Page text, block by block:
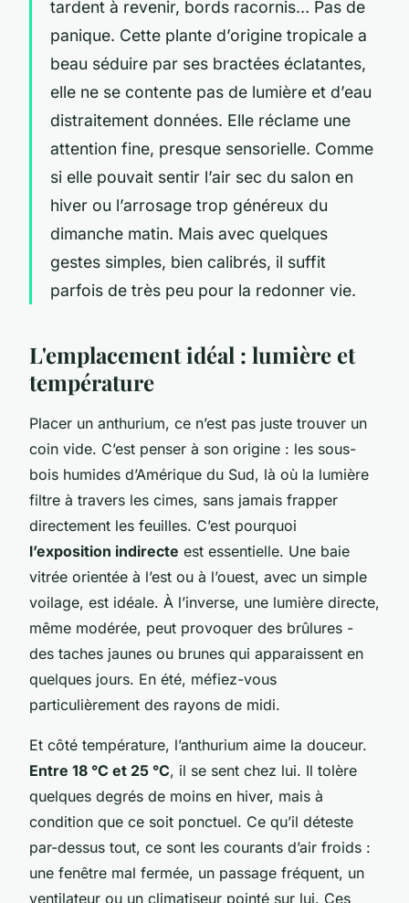
tardent à revenir, bords racornis… Pas de
panique. Cette plante d’origine tropicale a
beau séduire par ses bractées éclatantes,
elle ne se contente pas de lumière et d’eau
distraitement données. Elle réclame une
attention fine, presque sensorielle. Comme
si elle pouvait sentir l’air sec du salon en
hiver ou l’arrosage trop généreux du
dimanche matin. Mais avec quelques
gestes simples, bien calibrés, il suffit
parfois de très peu pour la redonner vie.
L'emplacement idéal : lumière et
température
Placer un anthurium, ce n’est pas juste trouver un
coin vide. C’est penser à son origine : les sous-
bois humides d’Amérique du Sud, là où la lumière
filtre à travers les cimes, sans jamais frapper
directement les feuilles. C’est pourquoi
l’exposition indirecte est essentielle. Une baie
vitrée orientée à l’est ou à l’ouest, avec un simple
voilage, est idéale. À l’inverse, une lumière directe,
même modérée, peut provoquer des brûlures -
des taches jaunes ou brunes qui apparaissent en
quelques jours. En été, méfiez-vous
particulièrement des rayons de midi.
Et côté température, l’anthurium aime la douceur.
Entre 18 °C et 25 °C, il se sent chez lui. Il tolère
quelques degrés de moins en hiver, mais à
condition que ce soit ponctuel. Ce qu’il déteste
par-dessus tout, ce sont les courants d’air froids :
une fenêtre mal fermée, un passage fréquent, un
ventilateur ou un climatiseur pointé sur lui. Ces